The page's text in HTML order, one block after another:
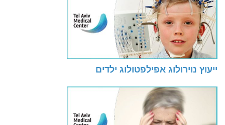
ייעוץ נוירולוג אפילפטולוג ילדים